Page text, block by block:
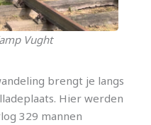
Vught
brengt je langs
Hier werden
329 mannen